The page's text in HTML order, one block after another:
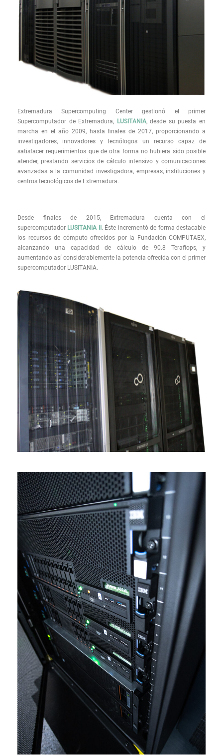
Extremadura Supercomputing Center gestionó el primer
Supercomputador de Extremadura, LUSITANIA, desde su puesta en
marcha en el año 2009, hasta finales de 2017, proporcionando a
investigadores, innovadores y tecnólogos un recurso capaz de
satisfacer requerimientos que de otra forma no hubiera sido posible
atender, prestando servicios de cálculo intensivo y comunicaciones
avanzadas a la comunidad investigadora, empresas, instituciones y
centros tecnológicos de Extremadura.
Desde finales de 2015, Extremadura cuenta con el
supercomputador LUSITANIA II. Éste incrementó de forma destacable
los recursos de cómputo ofrecidos por la Fundación COMPUTAEX,
alcanzando una capacidad de cálculo de 90.8 Teraflops, y
aumentando así considerablemente la potencia ofrecida con el primer
supercomputador LUSITANIA.